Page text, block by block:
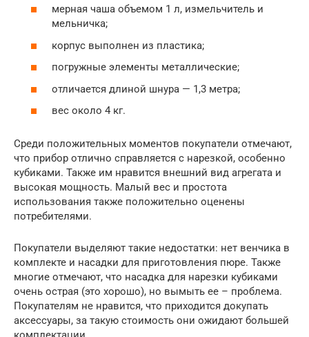
мерная чаша объемом 1 л, измельчитель и
мельничка;
корпус выполнен из пластика;
погружные элементы металлические;
отличается длиной шнура — 1,3 метра;
вес около 4 кг.
Среди положительных моментов покупатели отмечают,
что прибор отлично справляется с нарезкой, особенно
кубиками. Также им нравится внешний вид агрегата и
высокая мощность. Малый вес и простота
использования также положительно оценены
потребителями.
Покупатели выделяют такие недостатки: нет венчика в
комплекте и насадки для приготовления пюре. Также
многие отмечают, что насадка для нарезки кубиками
очень острая (это хорошо), но вымыть ее – проблема.
Покупателям не нравится, что приходится докупать
аксессуары, за такую стоимость они ожидают большей